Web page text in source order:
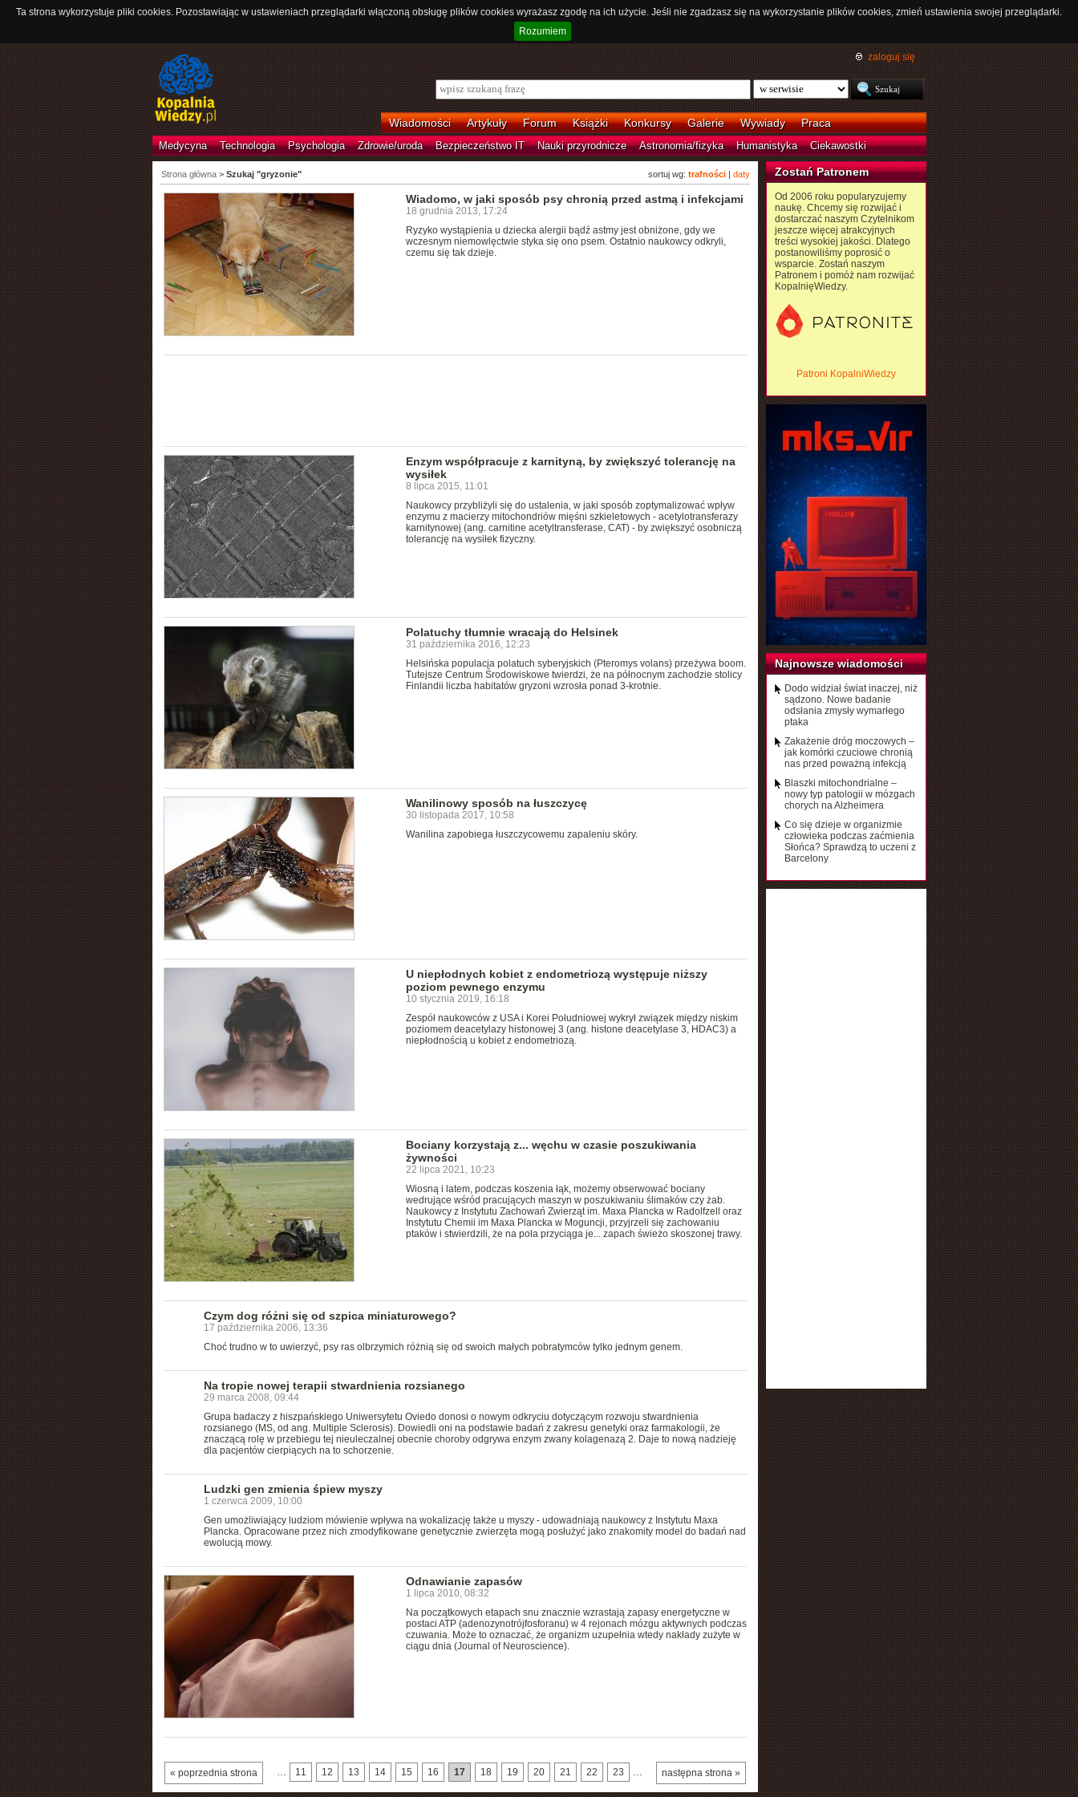
Ta strona wykorzystuje pliki cookies. Pozostawiając w ustawieniach przeglądarki włączoną obsługę plików cookies wyrażasz zgodę na ich użycie. Jeśli nie zgadzasz się na wykorzystanie plików cookies, zmień ustawienia swojej przeglądarki.
Rozumiem
zaloguj się
Wiadomości Artykuły Forum Książki Konkursy Galerie Wywiady Praca
Medycyna Technologia Psychologia Zdrowie/uroda Bezpieczeństwo IT Nauki przyrodnicze Astronomia/fizyka Humanistyka Ciekawostki
sortuj wg: trafności| daty
Strona główna> Szukaj "gryzonie"
Wiadomo, w jaki sposób psy chronią przed astmą i infekcjami
18 grudnia 2013, 17:24
Ryzyko wystąpienia u dziecka alergii bądź astmy jest obniżone, gdy we
wczesnym niemowlęctwie styka się ono psem. Ostatnio naukowcy odkryli,
czemu się tak dzieje.
Enzym współpracuje z karnityną, by zwiększyć tolerancję na
wysiłek
8 lipca 2015, 11:01
Naukowcy przybliżyli się do ustalenia, w jaki sposób zoptymalizować wpływ
enzymu z macierzy mitochondriów mięśni szkieletowych - acetylotransferazy
karnitynowej (ang. carnitine acetyltransferase, CAT) - by zwiększyć osobniczą
tolerancję na wysiłek fizyczny.
Polatuchy tłumnie wracają do Helsinek
31 października 2016, 12:23
Helsińska populacja polatuch syberyjskich (Pteromys volans) przeżywa boom.
Tutejsze Centrum Środowiskowe twierdzi, że na północnym zachodzie stolicy
Finlandii liczba habitatów gryzoni wzrosła ponad 3-krotnie.
Wanilinowy sposób na łuszczycę
30 listopada 2017, 10:58
Wanilina zapobiega łuszczycowemu zapaleniu skóry.
U niepłodnych kobiet z endometriozą występuje niższy
poziom pewnego enzymu
10 stycznia 2019, 16:18
Zespół naukowców z USA i Korei Południowej wykrył związek między niskim
poziomem deacetylazy histonowej 3 (ang. histone deacetylase 3, HDAC3) a
niepłodnością u kobiet z endometriozą.
Bociany korzystają z... węchu w czasie poszukiwania
żywności
22 lipca 2021, 10:23
Wiosną i latem, podczas koszenia łąk, możemy obserwować bociany
wedrujące wśród pracujących maszyn w poszukiwaniu ślimaków czy żab.
Naukowcy z Instytutu Zachowań Zwierząt im. Maxa Plancka w Radolfzell oraz
Instytutu Chemii im Maxa Plancka w Moguncji, przyjrzeli się zachowaniu
ptaków i stwierdzili, że na pola przyciąga je... zapach świeżo skoszonej trawy.
Czym dog różni się od szpica miniaturowego?
17 października 2006, 13:36
Choć trudno w to uwierzyć, psy ras olbrzymich różnią się od swoich małych pobratymców tylko jednym genem.
Na tropie nowej terapii stwardnienia rozsianego
29 marca 2008, 09:44
Grupa badaczy z hiszpańskiego Uniwersytetu Oviedo donosi o nowym odkryciu dotyczącym rozwoju stwardnienia
rozsianego (MS, od ang. Multiple Sclerosis). Dowiedli oni na podstawie badań z zakresu genetyki oraz farmakologii, że
znaczącą rolę w przebiegu tej nieuleczalnej obecnie choroby odgrywa enzym zwany kolagenazą 2. Daje to nową nadzieję
dla pacjentów cierpiących na to schorzenie.
Ludzki gen zmienia śpiew myszy
1 czerwca 2009, 10:00
Gen umożliwiający ludziom mówienie wpływa na wokalizację także u myszy - udowadniają naukowcy z Instytutu Maxa
Plancka. Opracowane przez nich zmodyfikowane genetycznie zwierzęta mogą posłużyć jako znakomity model do badań nad
ewolucją mowy.
Odnawianie zapasów
1 lipca 2010, 08:32
Na początkowych etapach snu znacznie wzrastają zapasy energetyczne w
postaci ATP (adenozynotrójfosforanu) w 4 rejonach mózgu aktywnych podczas
czuwania. Może to oznaczać, że organizm uzupełnia wtedy nakłady zużyte w
ciągu dnia (Journal of Neuroscience).
« poprzednia strona następna strona »
… 11 12 13 14 15 16 17 18 19 20 21 22 23 …
Zostań Patronem
Od 2006 roku popularyzujemy
naukę. Chcemy się rozwijać i
dostarczać naszym Czytelnikom
jeszcze więcej atrakcyjnych
treści wysokiej jakości. Dlatego
postanowiliśmy poprosić o
wsparcie. Zostań naszym
Patronem i pomóż nam rozwijać
KopalnięWiedzy.
Patroni KopalniWiedzy
Najnowsze wiadomości
Dodo widział świat inaczej, niż
sądzono. Nowe badanie
odsłania zmysły wymarłego
ptaka
Zakażenie dróg moczowych –
jak komórki czuciowe chronią
nas przed poważną infekcją
Blaszki mitochondrialne –
nowy typ patologii w mózgach
chorych na Alzheimera
Co się dzieje w organizmie
człowieka podczas zaćmienia
Słońca? Sprawdzą to uczeni z
Barcelony